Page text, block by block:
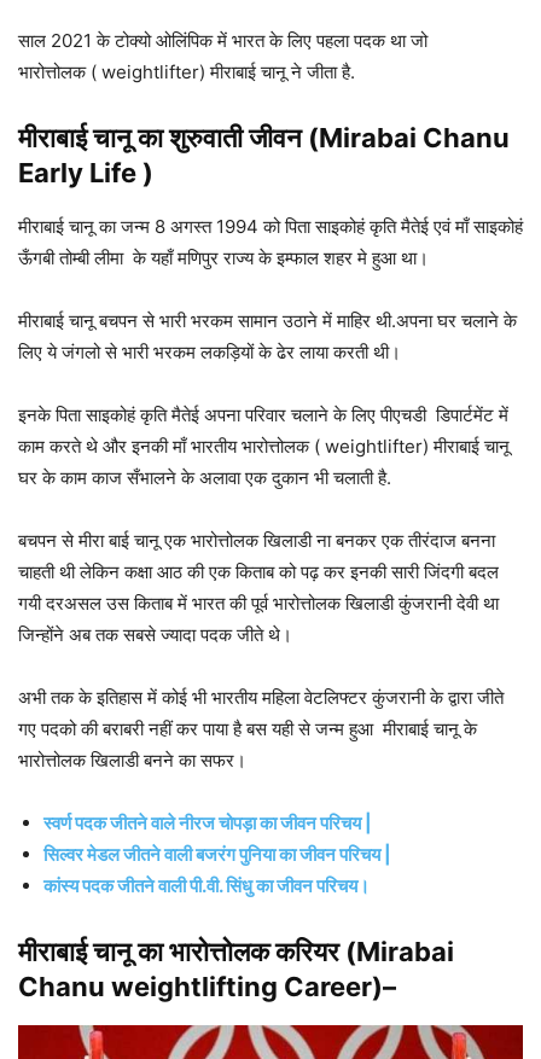
साल 2021 के टोक्यो ओलिंपिक में भारत के लिए पहला पदक था जो
भारोत्तोलक ( weightlifter) मीराबाई चानू ने जीता है.
मीराबाई चानूका शुरुवाती जीवन (Mirabai Chanu
Early Life )
मीराबाई चानू का जन्म 8 अगस्त 1994 को पिता साइकोहं कृति मैतेई एवं माँ साइकोहं
ऊँगबी तोम्बी लीमा के यहाँ मणिपुर राज्य के इम्फाल शहर मे हुआ था।
मीराबाई चानू बचपन से भारी भरकम सामान उठाने में माहिर थी.अपना घर चलाने के
लिए ये जंगलो से भारी भरकम लकड़ियों के ढेर लाया करती थी।
इनके पिता साइकोहं कृति मैतेई अपना परिवार चलाने के लिए पीएचडी डिपार्टमेंट में
काम करते थे और इनकी माँ भारतीय भारोत्तोलक ( weightlifter) मीराबाई चानू
घर के काम काज सँभालने के अलावा एक दुकान भी चलाती है.
बचपन से मीरा बाई चानू एक भारोत्तोलक खिलाडी ना बनकर एक तीरंदाज बनना
चाहती थी लेकिन कक्षा आठ की एक किताब को पढ़ कर इनकी सारी जिंदगी बदल
गयी दरअसल उस किताब में भारत की पूर्व भारोत्तोलक खिलाडी कुंजरानी देवी था
जिन्होंने अब तक सबसे ज्यादा पदक जीते थे।
अभी तक के इतिहास में कोई भी भारतीय महिला वेटलिफ्टर कुंजरानी के द्वारा जीते
गए पदको की बराबरी नहीं कर पाया है बस यही से जन्म हुआ मीराबाई चानू के
भारोत्तोलक खिलाडी बनने का सफर।
स्वर्ण पदक जीतने वाले नीरज चोपड़ा का जीवन परिचय |
सिल्वर मेडल जीतने वाली बजरंग पुनिया का जीवन परिचय |
कांस्य पदक जीतने वाली पी.वी. सिंधु का जीवन परिचय।
मीराबाई चानूका भारोत्तोलक करियर (Mirabai
Chanu weightlifting Career)–